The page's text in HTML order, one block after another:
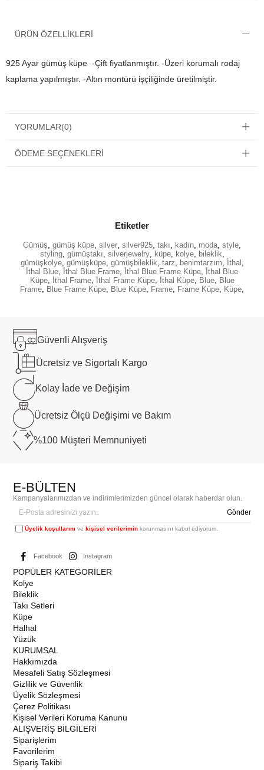
ÜRÜN ÖZELLIKLERI
925 Ayar gümüş küpe -Çift fiyatlanmıştır. -Üzeri korumalı rodaj
kaplama yapılmıştır. -Altın montürü işçiliğinde üretilmiştir.
YORUMLAR(0)
ÖDEME SEÇENEKLERI
Etiketler
Gümüş gümüş küpe silver silver925 takı kadın moda style
styling, gümüştakı silverjewelry, küpe, kolye, bileklik
gümüşkolye, gümüşküpe, gümüşbileklik tarz benimtarzım İthal
İthal Blue
İthal Blue Frame İthal Blue Frame Küpe
İthal Blue
Küpe, İthal Frame, İthal Frame Küpe, İthal Küpe, Blue,
Blue
Frame
Blue Frame Küpe Blue Küpe Frame Frame Küpe Küpe
Güvenli Alışveriş
Ücretsiz ve Sigortalı Kargo
Kolay İade ve Değişim
Ücretsiz Ölçü Değişimi ve Bakım
%100 Müşteri Memnuniyeti
E-BÜLTEN
Kampanyalarımızdan ve indirimlerimizden güncel olarak haberdar olun.
Gönder
Üyelik koşullarını vekişisel verilerimin korunmasını kabul ediyorum.
Facebook Instagram
POPÜLER KATEGORİLER
Kolye
Bileklik
Takı Setleri
Küpe
Halhal
Yüzük
KURUMSAL
Hakkımızda
Mesafeli Satış Sözleşmesi
Gizlilik ve Güvenlik
Üyelik Sözleşmesi
Çerez Politikası
Kişisel Verileri Koruma Kanunu
ALIŞVERİŞ BİLGİLERİ
Siparişlerim
Favorilerim
Sipariş Takibi